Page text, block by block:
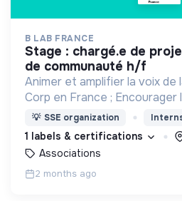
B LAB FRANCE
stage : chargé.e de projets et d'animation
de communauté h/f
Animer et amplifier la voix de
Corp en France ;
découvrir le mouvement et
l'action grâce à l'outil BIA de
💡 SSE organization
1 labels & certifications
Associations
2 months ago